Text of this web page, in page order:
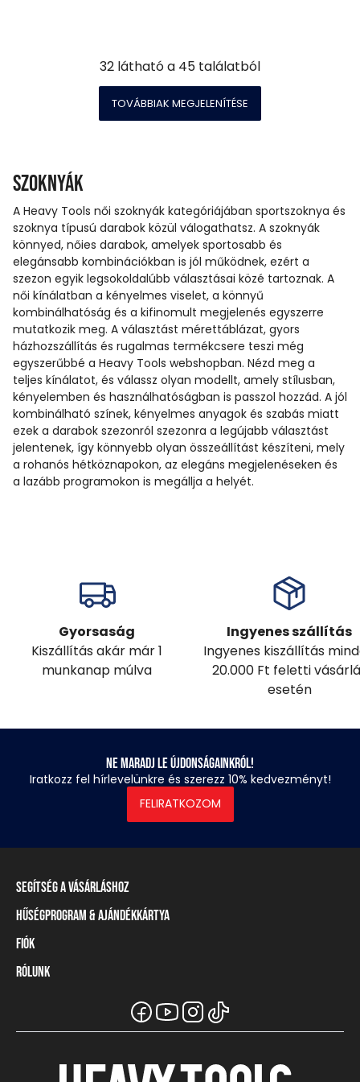
32 látható a 45 találatból
TOVÁBBIAK MEGJELENÍTÉSE
Szoknyák
A Heavy Tools női szoknyák kategóriájában sportszoknya és
szoknya típusú darabok közül válogathatsz. A szoknyák
könnyed, nőies darabok, amelyek sportosabb és
elegánsabb kombinációkban is jól működnek, ezért a
szezon egyik legsokoldalúbb választásai közé tartoznak. A
női kínálatban a kényelmes viselet, a könnyű
kombinálhatóság és a kifinomult megjelenés egyszerre
mutatkozik meg. A választást mérettáblázat, gyors
házhozszállítás és rugalmas termékcsere teszi még
egyszerűbbé a Heavy Tools webshopban. Nézd meg a
teljes kínálatot, és válassz olyan modellt, amely stílusban,
kényelemben és használhatóságban is passzol hozzád. A jól
kombinálható színek, kényelmes anyagok és szabás miatt
ezek a darabok szezonról szezonra a legújabb választást
jelentenek, így könnyebb olyan összeállítást készíteni, mely
a rohanós hétköznapokon, az elegáns megjelenéseken és
a lazább programokon is megállja a helyét.
Gyorsaság
Kiszállítás akár már 1
munkanap múlva
Ingyenes szállítás
Ingyenes kiszállítás
20.000 Ft feletti
esetén
Ne maradj le újdonságainkról!
Iratkozz fel hírlevelünkre és szerezz 10% kedvezményt!
FELIRATKOZOM
Segítség a vásárláshoz
Szállítási információ
Fizetési módok
Mérettáblázat
Üzleteink és viszonteladók
Gyakori kérdések (GYIK)
Hűségprogram & Ajándékkártya
Törzsvásárlói program
Ajándékkártya
Fiók
Belépés / Regisztráció
Rólunk
A Heavy Tools márka
Viszonteladói információ
Széchenyi Terv Plusz